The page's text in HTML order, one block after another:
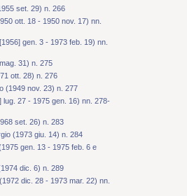
set. 29) n. 266
ott. 18 - 1950 nov. 17) nn.
gen. 3 - 1973 feb. 19) nn.
31) n. 275
ott. 28) n. 276
(1949 nov. 23) n. 277
lug. 27 - 1975 gen. 16) nn. 278-
set. 26) n. 283
(1973 giu. 14) n. 284
gen. 13 - 1975 feb. 6 e
dic. 6) n. 289
dic. 28 - 1973 mar. 22) nn.